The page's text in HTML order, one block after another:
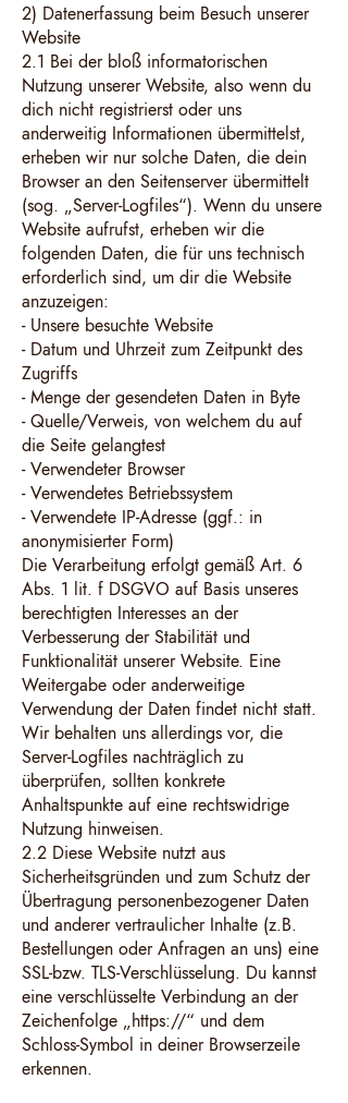
2) Datenerfassung beim Besuch unserer
Website
2.1 Bei der bloß informatorischen
Nutzung unserer Website, also wenn du
dich nicht registrierst oder uns
anderweitig Informationen übermittelst,
erheben wir nur solche Daten, die dein
Browser an den Seitenserver übermittelt
(sog. „Server-Logfiles“). Wenn du unsere
Website aufrufst, erheben wir die
folgenden Daten, die für uns technisch
erforderlich sind, um dir die Website
anzuzeigen:
- Unsere besuchte Website
- Datum und Uhrzeit zum Zeitpunkt des
Zugriffs
- Menge der gesendeten Daten in Byte
- Quelle/Verweis, von welchem du auf
die Seite gelangtest
- Verwendeter Browser
- Verwendetes Betriebssystem
- Verwendete IP-Adresse (ggf.: in
anonymisierter Form)
Die Verarbeitung erfolgt gemäß Art. 6
Abs. 1 lit. f DSGVO auf Basis unseres
berechtigten Interesses an der
Verbesserung der Stabilität und
Funktionalität unserer Website. Eine
Weitergabe oder anderweitige
Verwendung der Daten findet nicht statt.
Wir behalten uns allerdings vor, die
Server-Logfiles nachträglich zu
überprüfen, sollten konkrete
Anhaltspunkte auf eine rechtswidrige
Nutzung hinweisen.
2.2 Diese Website nutzt aus
Sicherheitsgründen und zum Schutz der
Übertragung personenbezogener Daten
und anderer vertraulicher Inhalte (z.B.
Bestellungen oder Anfragen an uns) eine
SSL-bzw. TLS-Verschlüsselung. Du kannst
eine verschlüsselte Verbindung an der
Zeichenfolge „https://“ und dem
Schloss-Symbol in deiner Browserzeile
erkennen.